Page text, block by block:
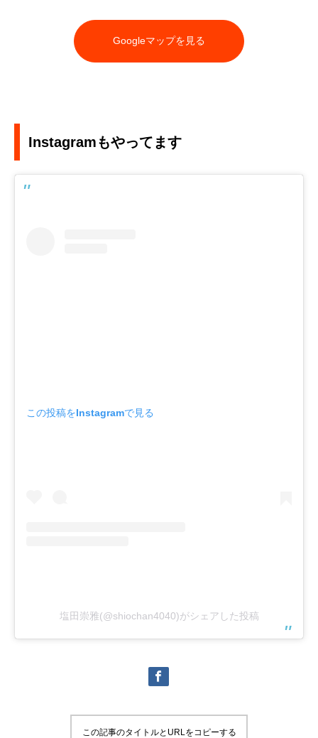
Googleマップを見る
Instagramもやってます
この投稿をInstagramで見る
塩田崇雅(@shiochan4040)がシェアした投稿
この記事のタイトルとURLをコピーする